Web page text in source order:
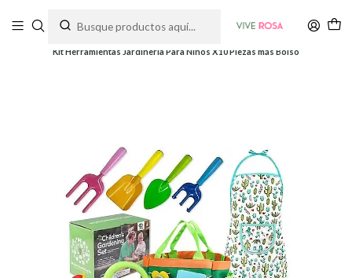
Kit Herramientas Jardinería Para Niños X10 Piezas más Bolso